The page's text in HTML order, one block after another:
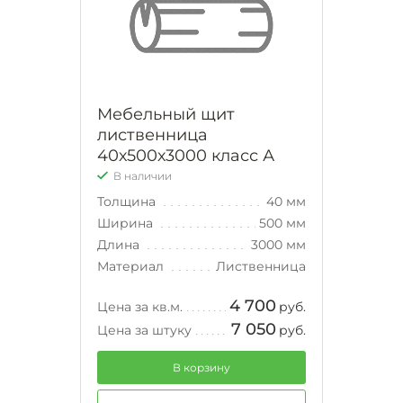
Мебельный щит
лиственница
40х500х3000 класс А
В наличии
Толщина
40 мм
Ширина
500 мм
Длина
3000 мм
Материал
Лиственница
Цена за кв.м. 4 700 руб.
Цена за штуку
7 050 руб.
В корзину